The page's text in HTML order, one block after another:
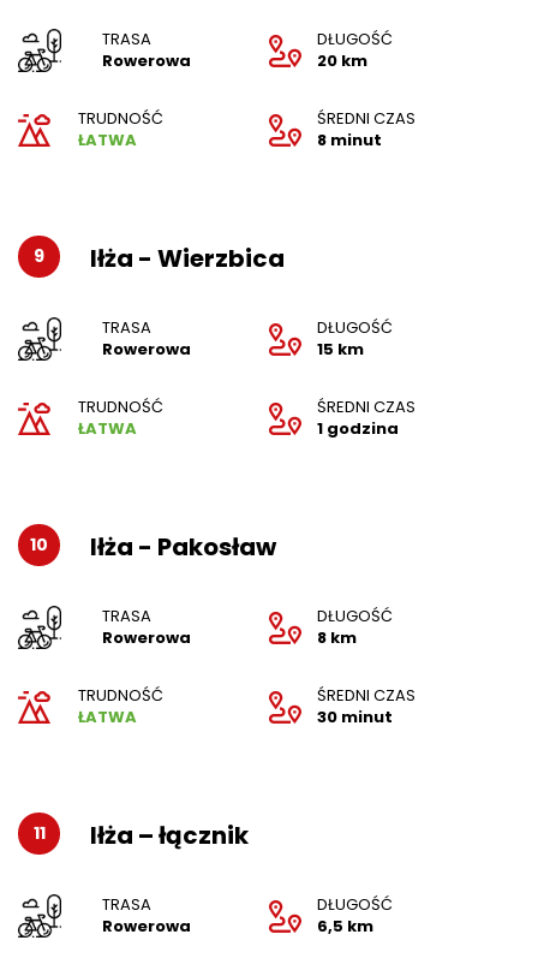
TRASA
Rowerowa
DŁUGOŚĆ
20 km
TRUDNOŚĆ
ŁATWA
ŚREDNI CZAS
8 minut
9 Iłża - Wierzbica
TRASA
Rowerowa
DŁUGOŚĆ
15 km
TRUDNOŚĆ
ŁATWA
ŚREDNI CZAS
1 godzina
10 Iłża - Pakosław
TRASA
Rowerowa
DŁUGOŚĆ
8 km
TRUDNOŚĆ
ŁATWA
ŚREDNI CZAS
30 minut
11 Iłża – łącznik
TRASA
Rowerowa
DŁUGOŚĆ
6,5 km